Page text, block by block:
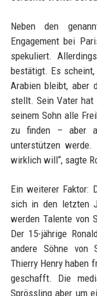
Neben den
Engagement bei
spekuliert.
bestätigt. Es
Arabien bleibt, aber
stellt. Sein Vater
seinem Sohn alle
zu finden – aber
unterstützen
wirklich will“, sagte
Ein weiterer Faktor:
sich in den letzten
werden Talente von
Der 15-jährige
andere Söhne von
Thierry Henry haben
geschafft. Die
Sprössling aber um